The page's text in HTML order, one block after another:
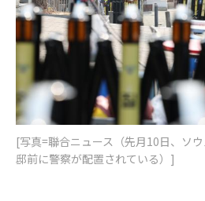
[写真=聯合ニュース（先月10日、ソ
邸前に警察が配置されている）]